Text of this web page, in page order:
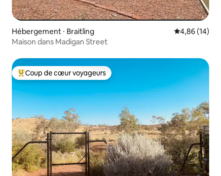
Hébergement ⋅ Braitling Évaluation
4,86 (14)
Maison dans Madigan Street
Coups de cœur voyageurs les plus appréciés
Coup de cœur voyageurs